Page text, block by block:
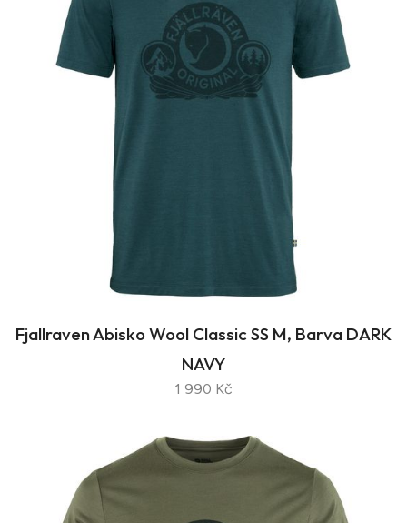
Fjallraven Abisko Wool Classic SS M, Barva DARK
NAVY
1 990 Kč